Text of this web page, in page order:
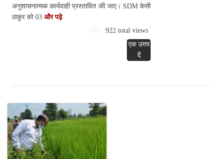
अनुशासनात्‍मक कार्यवाही प्रस्‍तावित की जाए। SDM केसी
ठाकुर को 03 और पढ़े
922 total views
एक उत्तर
दें